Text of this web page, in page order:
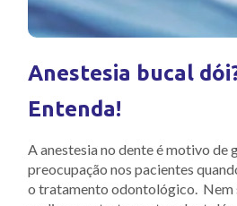
Anestesia bucal
Entenda!
A anestesia no dente é motivo de
preocupação nos pacientes
o tratamento odontológico. Nem